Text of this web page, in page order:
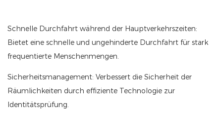
Schnelle Durchfahrt während der Hauptverkehrszeiten:
Bietet eine schnelle und ungehinderte Durchfahrt für stark
frequentierte Menschenmengen.
Sicherheitsmanagement: Verbessert die Sicherheit der
Räumlichkeiten durch effiziente Technologie zur
Identitätsprüfung.